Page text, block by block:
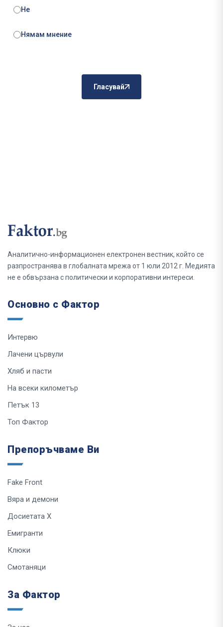
Не
Нямам мнение
Гласувай
Аналитично-информационен електронен вестник, който се
разпространява в глобалната мрежа от 1 юли 2012 г. Медията
не е обвързана с политически и корпоративни интереси.
Основно с Фактор
Интервю
Лачени цървули
Хляб и пасти
На всеки километър
Петък 13
Топ Фактор
Препоръчваме Ви
Fake Front
Вяра и демони
Досиетата Х
Емигранти
Клюки
Смотаняци
За Фактор